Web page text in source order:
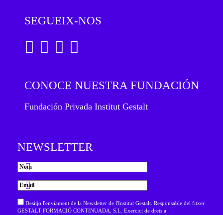
SEGUEIX-NOS
CONOCE NUESTRA FUNDACIÓN
Fundación Privada Institut Gestalt
NEWSLETTER
Desitjo l'enviament de la Newsletter de l'Institut Gestalt. Responsable del fitxer
GESTALT FORMACIÓ CONTINUADA, S.L. Exercici de drets a